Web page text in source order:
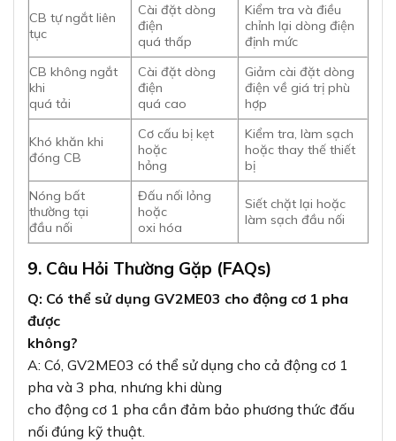
CB tự ngắt liên
tục
Cài đặt dòng
điện
quá thấp
Kiểm tra và điều
chỉnh lại dòng điện
định mức
CB không ngắt
khi
quá tải
Cài đặt dòng
điện
quá cao
Giảm cài đặt dòng
điện về giá trị phù
hợp
Khó khăn khi
đóng CB
Cơ cấu bị kẹt
hoặc
hỏng
Kiểm tra, làm sạch
hoặc thay thế thiết
bị
Nóng bất
thường tại
đầu nối
Đấu nối lỏng
hoặc
oxi hóa
Siết chặt lại hoặc
làm sạch đầu nối
9. Câu Hỏi Thường Gặp (FAQs)
Q: Có thể sử dụng GV2ME03 cho động cơ 1 pha
được
không?
A: Có, GV2ME03 có thể sử dụng cho cả động cơ 1
pha và 3 pha, nhưng khi dùng
cho động cơ 1 pha cần đảm bảo phương thức đấu
nối đúng kỹ thuật.